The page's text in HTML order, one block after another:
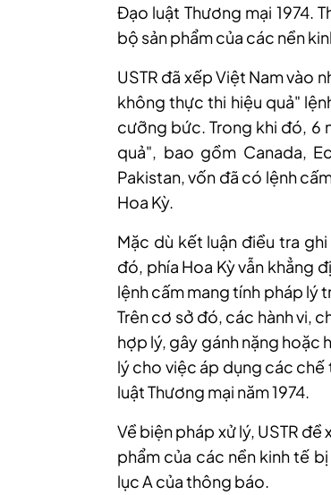
Đạo luật Thương mại 1974.
bộ sản phẩm của các nền
USTR đã xếp Việt Nam vào
không thực thi hiệu quả"
cưỡng bức. Trong khi đó, 6
quả", bao gồm Canada,
Pakistan, vốn đã có lệnh
Hoa Kỳ.
Mặc dù kết luận điều tra
đó, phía Hoa Kỳ vẫn khẳng
lệnh cấm mang tính pháp lý
Trên cơ sở đó, các hành vi,
hợp lý, gây gánh nặng hoặc
lý cho việc áp dụng các
luật Thương mại năm 1974.
Về biện pháp xử lý, USTR
phẩm của các nền kinh tế
lục A của thông báo.